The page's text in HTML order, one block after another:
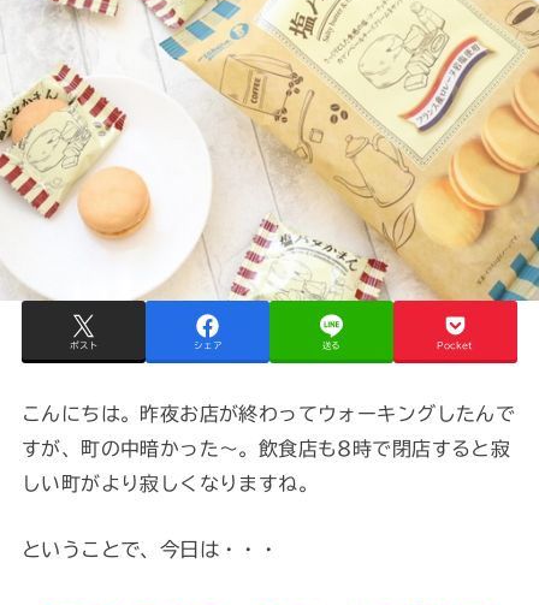
ポスト シェア 送る Pocket
こんにちは。昨夜お店が終わってウォーキングしたんで
すが、町の中暗かった～。飲食店も8時で閉店すると寂
しい町がより寂しくなりますね。
ということで、今日は・・・